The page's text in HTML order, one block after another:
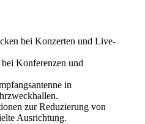
bei Konzerten und Live-
Konferenzen und
in
zur Reduzierung von
Ausrichtung.